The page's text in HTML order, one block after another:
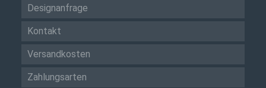
Designanfrage
Kontakt
Versandkosten
Zahlungsarten